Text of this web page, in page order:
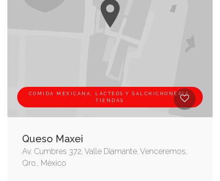
COMIDA MEXICANA, LÁCTEOS Y SALCHICHONERÍA,
TIENDAS
Queso Maxei
Av. Cumbres 372, Valle Diamante, Venceremos,
Qro., México